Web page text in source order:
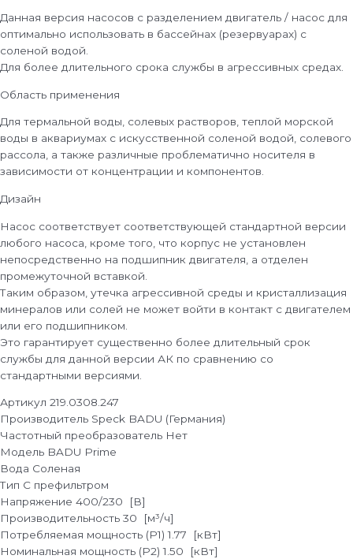
Данная версия насосов с разделением двигатель / насос для
оптимально использовать в бассейнах (резервуарах) с
соленой водой.
Для более длительного срока службы в агрессивных средах.
Область применения
Для термальной воды, солевых растворов, теплой морской
воды в аквариумах с искусственной соленой водой, солевого
рассола, а также различные проблематично носителя в
зависимости от концентрации и компонентов.
Дизайн
Насос соответствует соответствующей стандартной версии
любого насоса, кроме того, что корпус не установлен
непосредственно на подшипник двигателя, а отделен
промежуточной вставкой.
Таким образом, утечка агрессивной среды и кристаллизация
минералов или солей не может войти в контакт с двигателем
или его подшипником.
Это гарантирует существенно более длительный срок
службы для данной версии АК по сравнению со
стандартными версиями.
Артикул 219.0308.247
Производитель Speck BADU (Германия)
Частотный преобразователь Нет
Модель BADU Prime
Вода Соленая
Тип С префильтром
Напряжение 400/230 [В]
Производительность 30 [м³/ч]
Потребляемая мощность (P1) 1.77 [кВт]
Номинальная мощность (P2) 1.50 [кВт]